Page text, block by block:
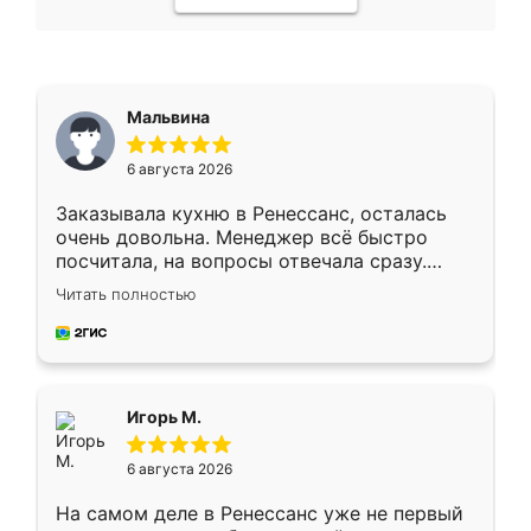
Мальвина
6 августа 2026
Заказывала кухню в Ренессанс, осталась
очень довольна. Менеджер всё быстро
посчитала, на вопросы отвечала сразу.
Замерщик приехал в субботу, подошёл к
делу со всей ответственностью. Собрали
за день, ребята работали аккуратно, даже
Читать полностью
Игорь М.
6 августа 2026
На самом деле в Ренессанс уже не первый